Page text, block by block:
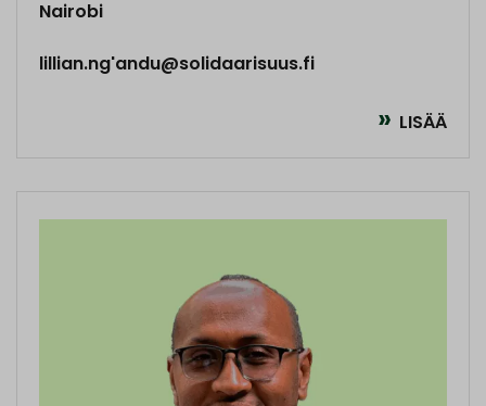
Nairobi
lillian.ng'andu@solidaarisuus.fi
LISÄÄ